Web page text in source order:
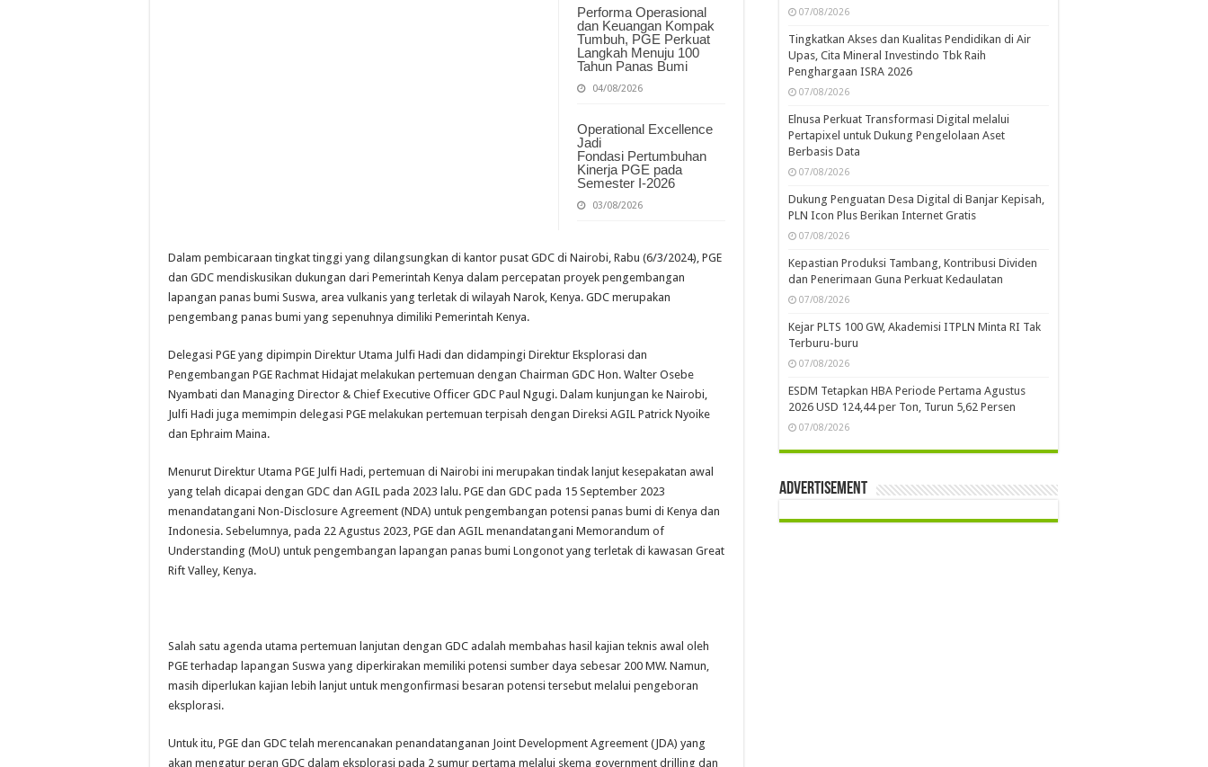
Performa Operasional
dan Keuangan Kompak
Tumbuh, PGE Perkuat
Langkah Menuju 100
Tahun Panas Bumi
04/08/2026
Operational Excellence
Jadi
Fondasi Pertumbuhan
Kinerja PGE pada
Semester I-2026
03/08/2026
Dalam pembicaraan tingkat tinggi yang dilangsungkan di kantor pusat GDC di Nairobi, Rabu (6/3/2024), PGE
dan GDC mendiskusikan dukungan dari Pemerintah Kenya dalam percepatan proyek pengembangan
lapangan panas bumi Suswa, area vulkanis yang terletak di wilayah Narok, Kenya. GDC merupakan
pengembang panas bumi yang sepenuhnya dimiliki Pemerintah Kenya.
Delegasi PGE yang dipimpin Direktur Utama Julfi Hadi dan didampingi Direktur Eksplorasi dan
Pengembangan PGE Rachmat Hidajat melakukan pertemuan dengan Chairman GDC Hon. Walter Osebe
Nyambati dan Managing Director & Chief Executive Officer GDC Paul Ngugi. Dalam kunjungan ke Nairobi,
Julfi Hadi juga memimpin delegasi PGE melakukan pertemuan terpisah dengan Direksi AGIL Patrick Nyoike
dan Ephraim Maina.
Menurut Direktur Utama PGE Julfi Hadi, pertemuan di Nairobi ini merupakan tindak lanjut kesepakatan awal
yang telah dicapai dengan GDC dan AGIL pada 2023 lalu. PGE dan GDC pada 15 September 2023
menandatangani Non-Disclosure Agreement (NDA) untuk pengembangan potensi panas bumi di Kenya dan
Indonesia. Sebelumnya, pada 22 Agustus 2023, PGE dan AGIL menandatangani Memorandum of
Understanding (MoU) untuk pengembangan lapangan panas bumi Longonot yang terletak di kawasan Great
Rift Valley, Kenya.
Salah satu agenda utama pertemuan lanjutan dengan GDC adalah membahas hasil kajian teknis awal oleh
PGE terhadap lapangan Suswa yang diperkirakan memiliki potensi sumber daya sebesar 200 MW. Namun,
masih diperlukan kajian lebih lanjut untuk mengonfirmasi besaran potensi tersebut melalui pengeboran
eksplorasi.
Untuk itu, PGE dan GDC telah merencanakan penandatanganan Joint Development Agreement (JDA) yang
akan mengatur peran GDC dalam eksplorasi pada 2 sumur pertama melalui skema government drilling dan
07/08/2026
Tingkatkan Akses dan Kualitas Pendidikan di Air
Upas, Cita Mineral Investindo Tbk Raih
Penghargaan ISRA 2026
07/08/2026
Elnusa Perkuat Transformasi Digital melalui
Pertapixel untuk Dukung Pengelolaan Aset
Berbasis Data
07/08/2026
Dukung Penguatan Desa Digital di Banjar Kepisah,
PLN Icon Plus Berikan Internet Gratis
07/08/2026
Kepastian Produksi Tambang, Kontribusi Dividen
dan Penerimaan Guna Perkuat Kedaulatan
07/08/2026
Kejar PLTS 100 GW, Akademisi ITPLN Minta RI Tak
Terburu-buru
07/08/2026
ESDM Tetapkan HBA Periode Pertama Agustus
2026 USD 124,44 per Ton, Turun 5,62 Persen
07/08/2026
Advertisement